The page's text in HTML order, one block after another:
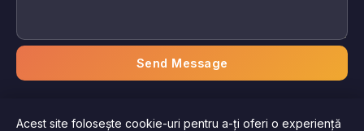
Send Message
Acest site folosește cookie-uri pentru a-ți oferi o experiență